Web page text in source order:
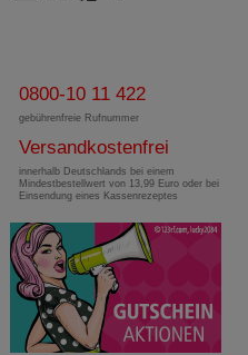
0800-10 11 422
gebührenfreie Rufnummer
Versandkostenfrei
innerhalb Deutschlands bei einem
Mindestbestellwert von 13,99 Euro oder bei
Einsendung eines Kassenrezeptes